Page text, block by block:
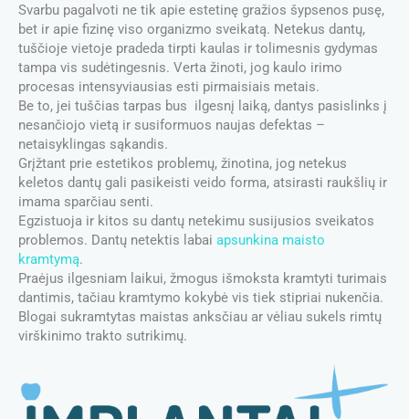
Svarbu pagalvoti ne tik apie estetinę gražios šypsenos pusę,
bet ir apie fizinę viso organizmo sveikatą. Netekus dantų,
tuščioje vietoje pradeda tirpti kaulas ir tolimesnis gydymas
tampa vis sudėtingesnis. Verta žinoti, jog kaulo irimo
procesas intensyviausias esti pirmaisiais metais.
Be to, jei tuščias tarpas bus ilgesnį laiką, dantys pasislinks į
nesančiojo vietą ir susiformuos naujas defektas –
netaisyklingas sąkandis.
Grįžtant prie estetikos problemų, žinotina, jog netekus
keletos dantų gali pasikeisti veido forma, atsirasti raukšlių ir
imama sparčiau senti.
Egzistuoja ir kitos su dantų netekimu susijusios sveikatos
problemos. Dantų netektis labai apsunkina maisto
kramtymą.
Praėjus ilgesniam laikui, žmogus išmoksta kramtyti turimais
dantimis, tačiau kramtymo kokybė vis tiek stipriai nukenčia.
Blogai sukramtytas maistas anksčiau ar vėliau sukels rimtų
virškinimo trakto sutrikimų.